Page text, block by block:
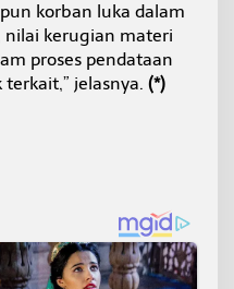
korban luka dalam
nilai kerugian materi
proses pendataan
jelasnya. (*)